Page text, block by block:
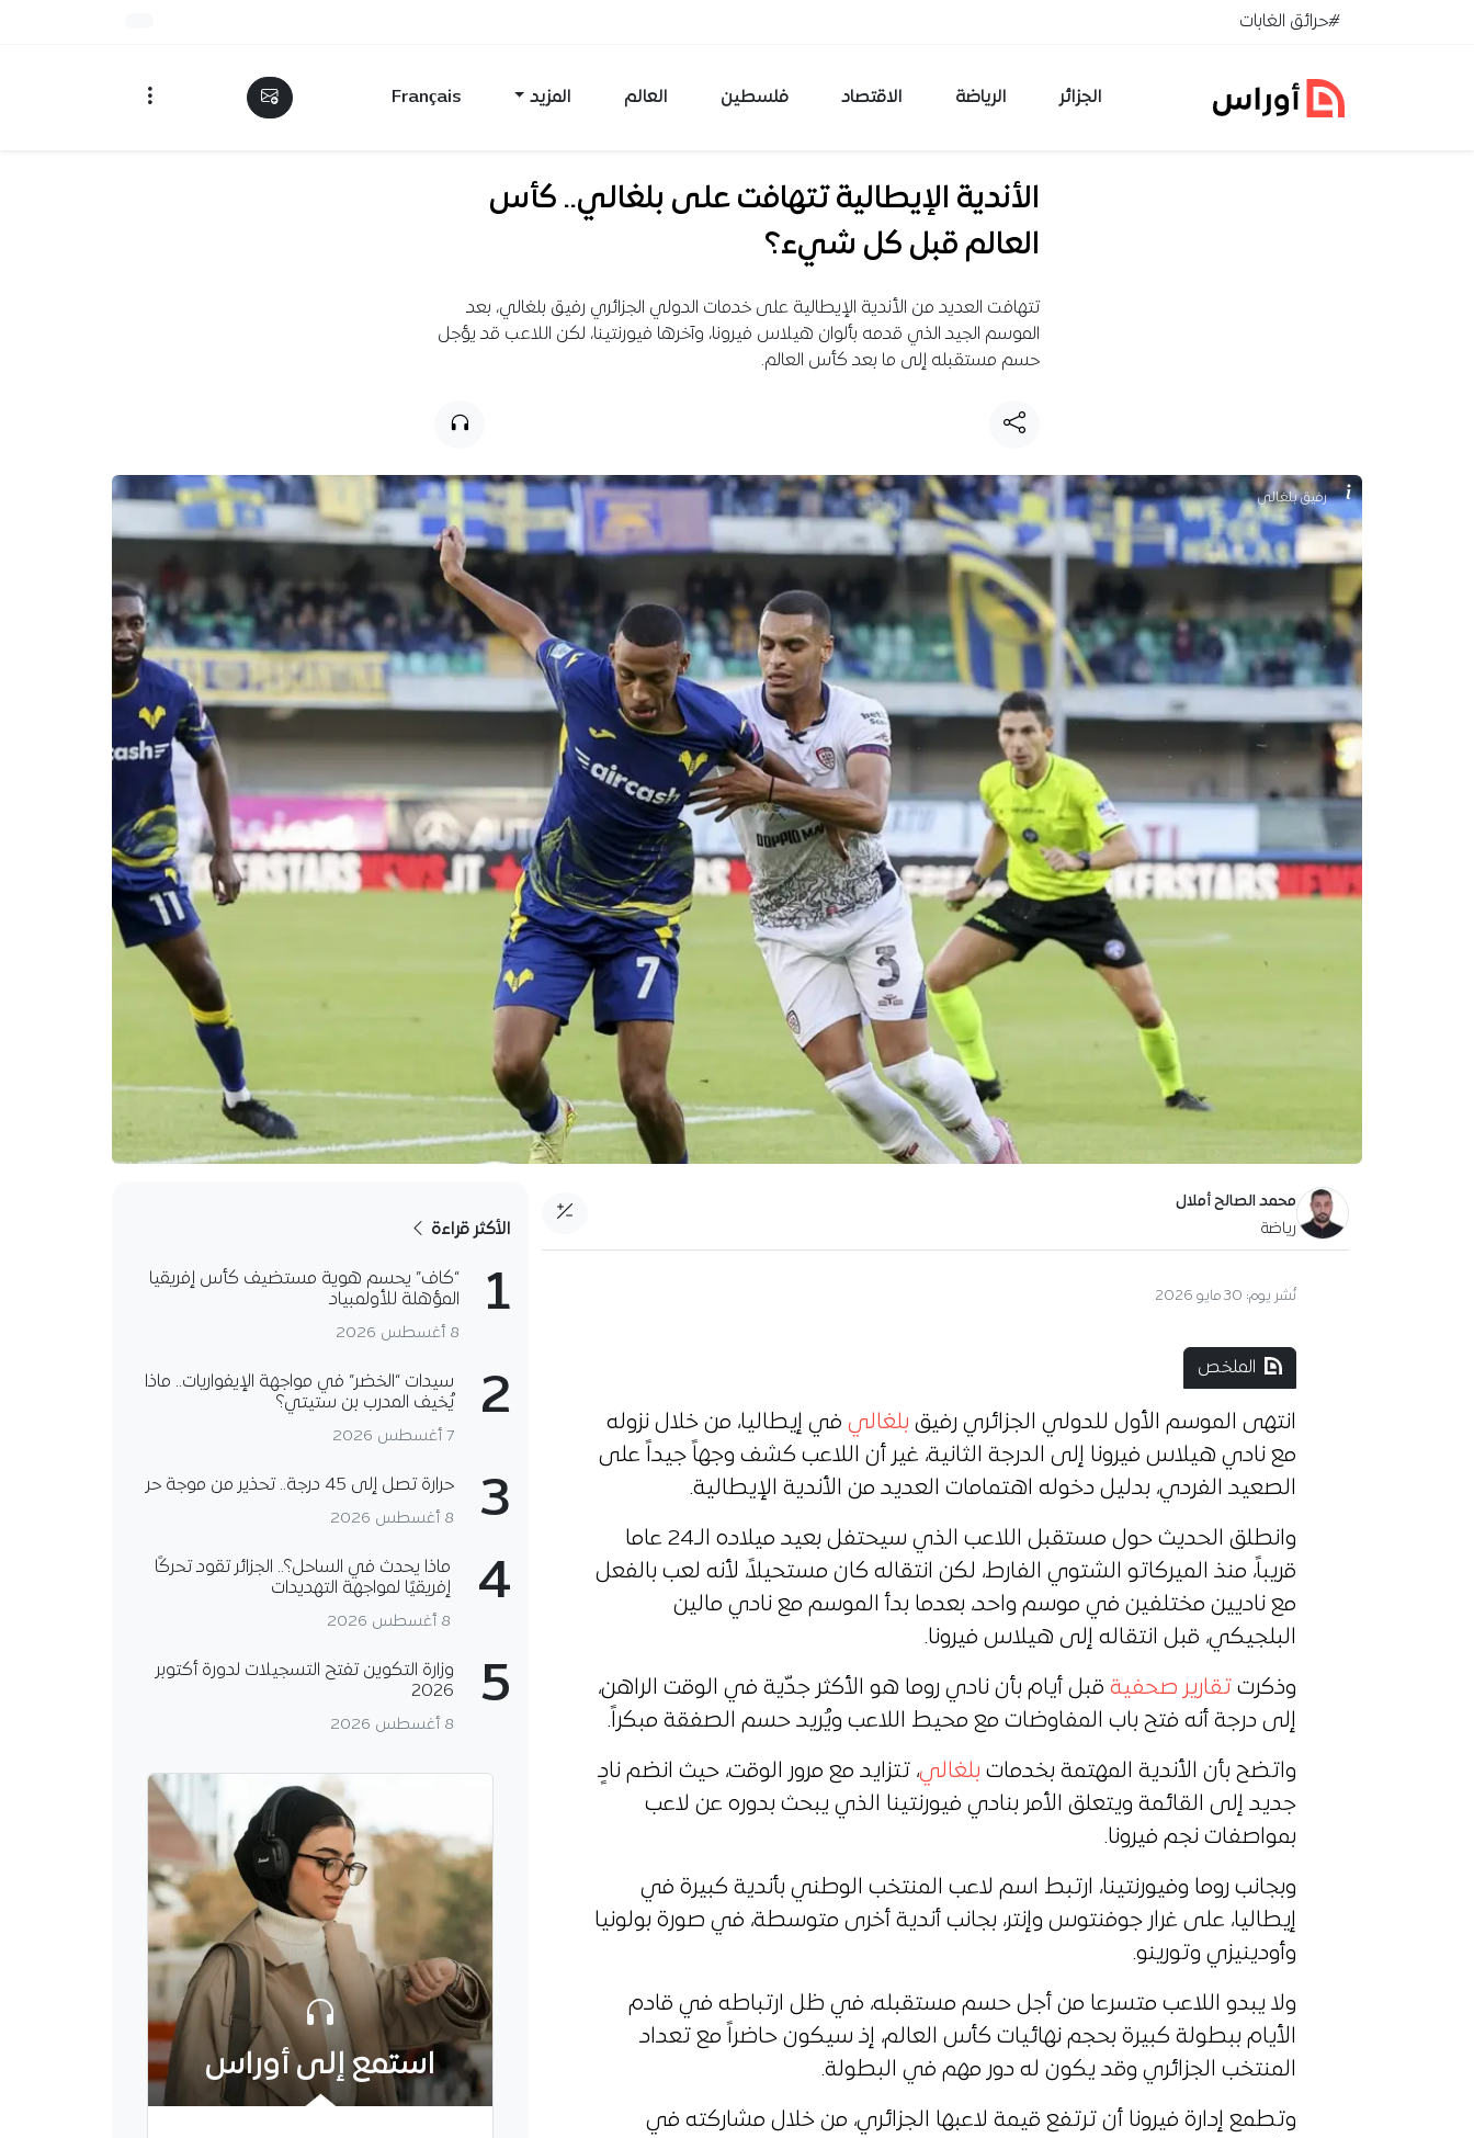
تخطي إلى المحتوى#حرائق الغابات
الجزائر الرياضة الاقتصاد فلسطين العالم المزيد Français
الأندية الإيطالية تتهافت على بلغالي.. كأس
العالم قبل كل شيء؟
تتهافت العديد من الأندية الإيطالية على خدمات الدولي الجزائري رفيق بلغالي، بعد
الموسم الجيد الذي قدمه بألوان هيلاس فيرونا، وآخرها فيورنتينا، لكن اللاعب قد يؤجل
حسم مستقبله إلى ما بعد كأس العالم.
رفيق بلغالي
محمد الصالح أملال
رياضة
نُشر يوم: 30 مايو 2026
الملخص
انتهى الموسم الأول للدولي الجزائري رفيق بلغالي في إيطاليا، من خلال نزوله
مع نادي هيلاس فيرونا إلى الدرجة الثانية، غير أن اللاعب كشف وجهاً جيداً على
الصعيد الفردي، بدليل دخوله اهتمامات العديد من الأندية الإيطالية.
وانطلق الحديث حول مستقبل اللاعب الذي سيحتفل بعيد ميلاده الـ24 عاما
قريباً، منذ الميركاتو الشتوي الفارط، لكن انتقاله كان مستحيلاً، لأنه لعب بالفعل
مع ناديين مختلفين في موسم واحد، بعدما بدأ الموسم مع نادي مالين
البلجيكي، قبل انتقاله إلى هيلاس فيرونا.
وذكرت تقارير صحفية قبل أيام بأن نادي روما هو الأكثر جدّية في الوقت الراهن،
إلى درجة أنه فتح باب المفاوضات مع محيط اللاعب ويُريد حسم الصفقة مبكراً.
واتضح بأن الأندية المهتمة بخدمات بلغالي، تتزايد مع مرور الوقت، حيث انضم نادٍ
جديد إلى القائمة ويتعلق الأمر بنادي فيورنتينا الذي يبحث بدوره عن لاعب
بمواصفات نجم فيرونا.
وبجانب روما وفيورنتينا، ارتبط اسم لاعب المنتخب الوطني بأندية كبيرة في
إيطاليا، على غرار جوفنتوس وإنتر، بجانب أندية أخرى متوسطة، في صورة بولونيا
وأودينيزي وتورينو.
ولا يبدو اللاعب متسرعا من أجل حسم مستقبله، في ظل ارتباطه في قادم
الأيام ببطولة كبيرة بحجم نهائيات كأس العالم، إذ سيكون حاضراً مع تعداد
المنتخب الجزائري وقد يكون له دور مهم في البطولة.
وتطمع إدارة فيرونا أن ترتفع قيمة لاعبها الجزائري، من خلال مشاركته في
الأكثر قراءة
1
“كاف” يحسم هوية مستضيف كأس إفريقيا
المؤهلة للأولمبياد
8 أغسطس 2026
2
سيدات “الخضر” في مواجهة الإيفواريات.. ماذا
يُخيف المدرب بن ستيتي؟
7 أغسطس 2026
3 حرارة تصل إلى 45 درجة.. تحذير من موجة حر
8 أغسطس 2026
4
ماذا يحدث في الساحل؟.. الجزائر تقود تحركًا
إفريقيًا لمواجهة التهديدات
8 أغسطس 2026
5
وزارة التكوين تفتح التسجيلات لدورة أكتوبر
2026
8 أغسطس 2026
استمع إلى أوراس